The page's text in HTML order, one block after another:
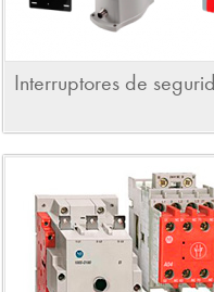
Interruptores de